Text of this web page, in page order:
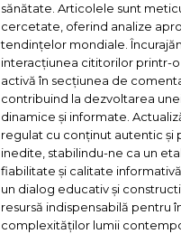
sănătate. Articolele sunt
cercetate, oferind analize
tendințelor mondiale.
interacțiunea cititorilor printr-
activă în secțiunea de
contribuind la dezvoltarea
dinamice și informate.
regulat cu conținut autentic și
inedite, stabilindu-ne ca un
fiabilitate și calitate
un dialog educativ și
resursă indispensabilă pentru
complexităților lumii